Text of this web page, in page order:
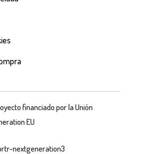
financiado por la Unión
EU